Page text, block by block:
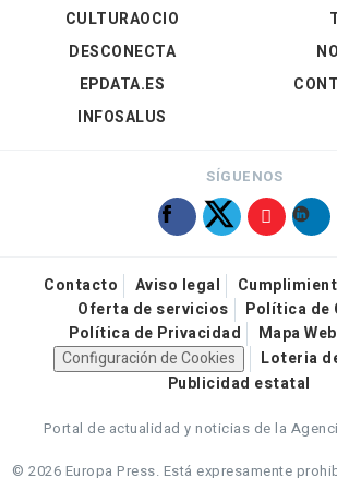
CULTURAOCIO
DESCONECTA
EPDATA.ES
INFOSALUS
SÍGUENOS
Contacto Aviso legal
Oferta de servicios
Política de
Política de Privacidad
Mapa Web
Configuración de Cookies
Loteria
Publicidad estatal
Portal de actualidad y noticias de la
© 2026 Europa Press. Está expresamente